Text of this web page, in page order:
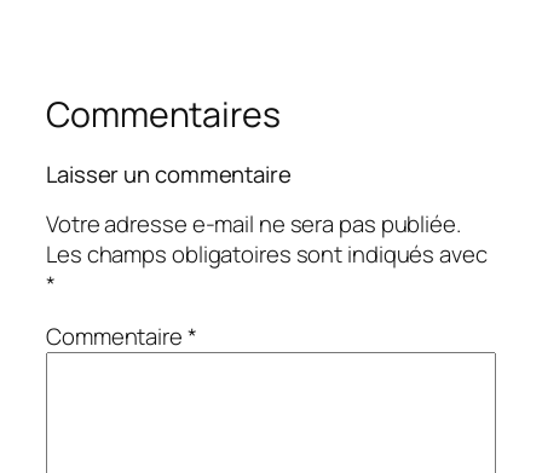
Commentaires
Laisser un commentaire
Votre adresse e-mail ne sera pas publiée.
Les champs obligatoires sont indiqués avec
*
Commentaire*